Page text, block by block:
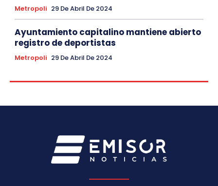
Metropoli 29 De Abril De 2024
Ayuntamiento capitalino mantiene abierto
registro de deportistas
Metropoli 29 De Abril De 2024